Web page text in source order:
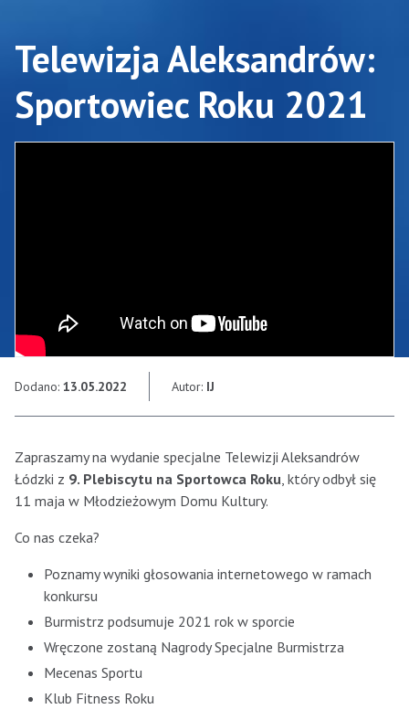
Telewizja Aleksandrów:
Sportowiec Roku 2021
Dodano: 13.05.2022 Autor: IJ
Zapraszamy na wydanie specjalne Telewizji Aleksandrów
Łódzki z 9. Plebiscytu na Sportowca Roku, który odbył się
11 maja w Młodzieżowym Domu Kultury.
Co nas czeka?
Poznamy wyniki głosowania internetowego w ramach
konkursu
Burmistrz podsumuje 2021 rok w sporcie
Wręczone zostaną Nagrody Specjalne Burmistrza
Mecenas Sportu
Klub Fitness Roku